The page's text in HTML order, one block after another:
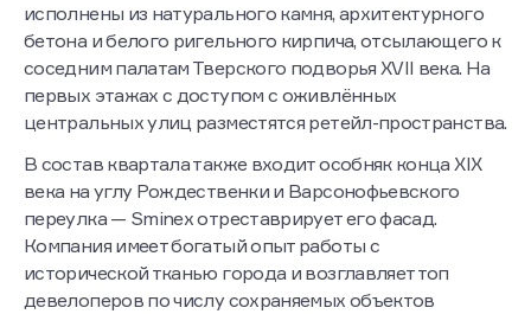
исполнены из натурального камня, архитектурного
бетона и белого ригельного кирпича, отсылающего к
соседним палатам Тверского подворья XVII века. На
первых этажах с доступом с оживлённых
центральных улиц разместятся ретейл-пространства.
В состав квартала также входит особняк конца XIX
века на углу Рождественки и Варсонофьевского
переулка — Sminex отреставрирует его фасад.
Компания имеет богатый опыт работы с
исторической тканью города и возглавляет топ
девелоперов по числу сохраняемых объектов